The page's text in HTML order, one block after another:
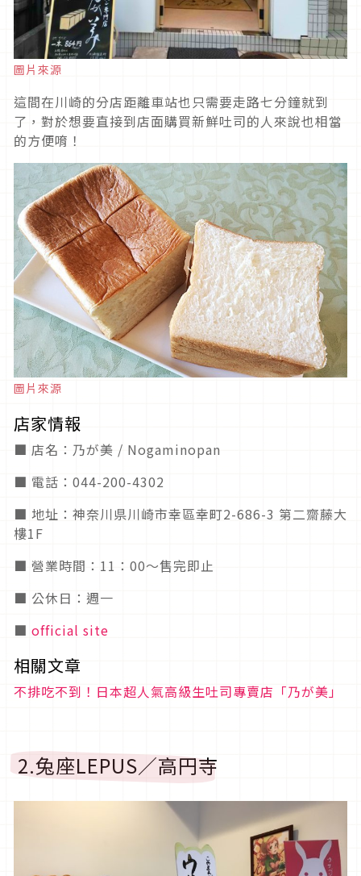
圖片來源
這間在川崎的分店距離車站也只需要走路七分鐘就到
了，對於想要直接到店面購買新鮮吐司的人來說也相當
的方便唷！
圖片來源
店家情報
■ 店名：乃が美 / Nogaminopan
■ 電話：044-200-4302
■ 地址：神奈川県川崎市幸區幸町2-686-3 第二齋藤大
樓1F
■ 營業時間：11：00～售完即止
■ 公休日：週一
■ official site
相關文章
不排吃不到！日本超人氣高級生吐司專賣店「乃が美」
2.兔座LEPUS／高円寺